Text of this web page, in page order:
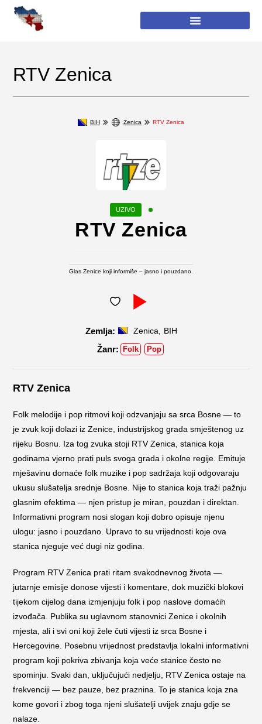
RTV Zenica
BIH Zenica RTV Zenica
RTV Zenica
Glas Zenice koji informiše – jasno i pouzdano.
Zenica BIH
Folk Pop
RTV Zenica
Folk melodije i pop ritmovi koji odzvanjaju sa srca Bosne — to
je zvuk koji dolazi iz Zenice, industrijskog grada smještenog uz
rijeku Bosnu. Iza tog zvuka stoji RTV Zenica, stanica koja
godinama vjerno prati puls svoga grada i okolne regije. Emituje
mješavinu domaće folk muzike i pop sadržaja koji odgovaraju
ukusu slušatelja srednje Bosne. Nije to stanica koja traži pažnju
glasnim efektima — njen pristup je miran, pouzdan i direktan.
Informativni program nosi slogan koji dobro opisuje njenu
ulogu: jasno i pouzdano. Upravo to su vrijednosti koje ova
stanica njeguje već dugi niz godina.
Program RTV Zenica prati ritam svakodnevnog života —
jutarnje emisije donose vijesti i komentare, dok muzički blokovi
tijekom cijelog dana izmjenjuju folk i pop naslove domaćih
izvođača. Publika su uglavnom stanovnici Zenice i okolnih
mjesta, ali i svi oni koji žele čuti vijesti iz srca Bosne i
Hercegovine. Posebnu vrijednost predstavlja lokalni informativni
program koji pokriva zbivanja koja veće stanice često ne
spominju. Svaki dan, uključujući nedjelju, RTV Zenica ostaje na
frekvenciji — bez pauze, bez praznina. To je stanica koja zna
kome govori i zbog toga njeni slušatelji uvijek znaju gdje se
nalaze.